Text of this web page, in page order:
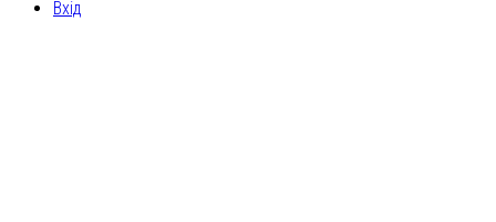
Вхід